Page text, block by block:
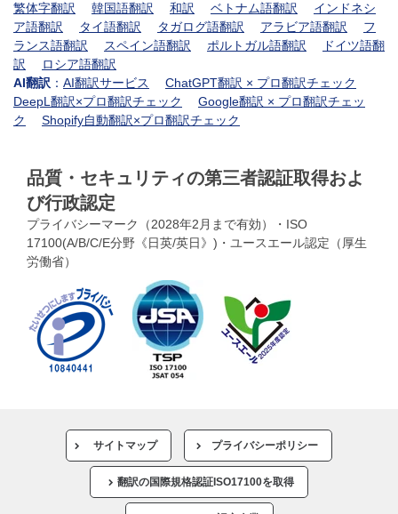
繁体字翻訳
韓国語翻訳 和訳 ベトナム語翻訳
インドネシ
ア語翻訳
タイ語翻訳 タガログ語翻訳 アラビア語翻訳
フ
ランス語翻訳
スペイン語翻訳 ポルトガル語翻訳
ドイツ語翻
訳
ロシア語翻訳
AI翻訳 ： AI翻訳サービス
ChatGPT翻訳 × プロ翻訳チェック
DeepL翻訳×プロ翻訳チェック
Google翻訳 × プロ翻訳チェッ
ク
Shopify自動翻訳×プロ翻訳チェック
品質・セキュリティの第三者認証取得およ
び行政認定
プライバシーマーク（2028年2月まで有効）・ISO
17100(A/B/C/E分野《日英/英日》)・ユースエール認定（厚生
労働省）
サイトマップ プライバシーポリシー
翻訳の国際規格認証ISO17100を取得